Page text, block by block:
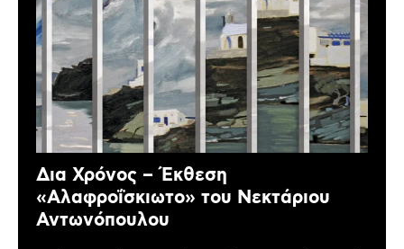
Δια Χρόνος – Έκθεση
«Αλαφροΐσκιωτο» του Νεκτάριου
Αντωνόπουλου